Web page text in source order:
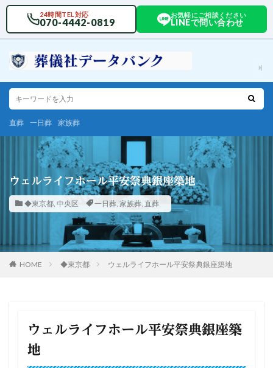
24時間TEL対応
070-4442-0819
お気軽にご相談ください
LINEで問い合わせ
直葬 一日葬 家族葬
ウェルライフホール平安祭典銀座築地
◆東京都, 中央区 一日葬, 家族葬, 直葬
HOME ◆東京都 ウェルライフホール平安祭典銀座築地
ウェルライフホール平安祭典銀座築
地